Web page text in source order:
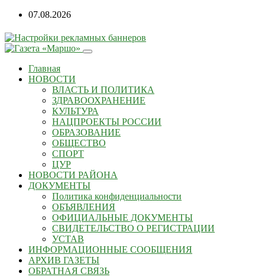
07.08.2026
Главная
НОВОСТИ
ВЛАСТЬ И ПОЛИТИКА
ЗДРАВООХРАНЕНИЕ
КУЛЬТУРА
НАЦПРОЕКТЫ РОССИИ
ОБРАЗОВАНИЕ
ОБЩЕСТВО
СПОРТ
ЦУР
НОВОСТИ РАЙОНА
ДОКУМЕНТЫ
Политика конфиденциальности
ОБЪЯВЛЕНИЯ
ОФИЦИАЛЬНЫЕ ДОКУМЕНТЫ
СВИДЕТЕЛЬСТВО О РЕГИСТРАЦИИ
УСТАВ
ИНФОРМАЦИОННЫЕ СООБЩЕНИЯ
АРХИВ ГАЗЕТЫ
ОБРАТНАЯ СВЯЗЬ